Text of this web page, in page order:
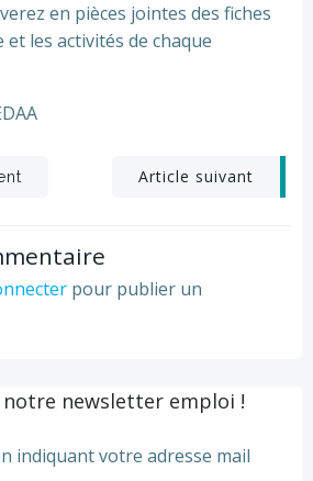
en pièces jointes des fiches
les activités de chaque
Post
navigation
Article suivant
pour publier un
notre newsletter emploi !
indiquant votre adresse mail